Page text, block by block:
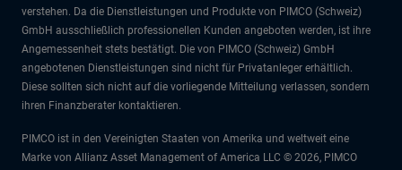
verstehen. Da die Dienstleistungen und Produkte von PIMCO (Schweiz)
GmbH ausschließlich professionellen Kunden angeboten werden, ist ihre
Angemessenheit stets bestätigt. Die von PIMCO (Schweiz) GmbH
angebotenen Dienstleistungen sind nicht für Privatanleger erhältlich.
Diese sollten sich nicht auf die vorliegende Mitteilung verlassen, sondern
ihren Finanzberater kontaktieren.
PIMCO ist in den Vereinigten Staaten von Amerika und weltweit eine
Marke von Allianz Asset Management of America LLC © 2026, PIMCO